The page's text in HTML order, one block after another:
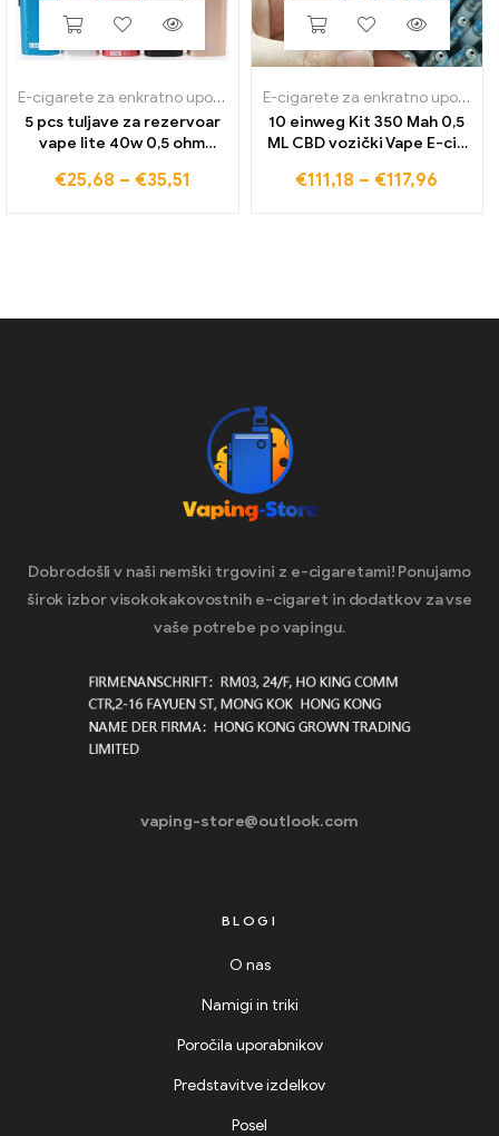
E-cigarete za enkratno uporabo
5 pcs tuljave za rezervoar
vape lite 40w 0,5 ohm
komplet tuljave
€25,68 – €35,51
E-cigarete za enkratno uporabo
10 einweg Kit 350 Mah 0,5
ML CBD vozički Vape E-cig
With Cookies Light na
€111,18 – €117,96
Dobrodošli v naši nemški trgovini z e-cigaretami! Ponujamo
širok izbor visokokakovostnih e-cigaret in dodatkov za vse
vaše potrebe po vapingu.
vaping-store@outlook.com
BLOGI
O nas
Namigi in triki
Poročila uporabnikov
Predstavitve izdelkov
Posel